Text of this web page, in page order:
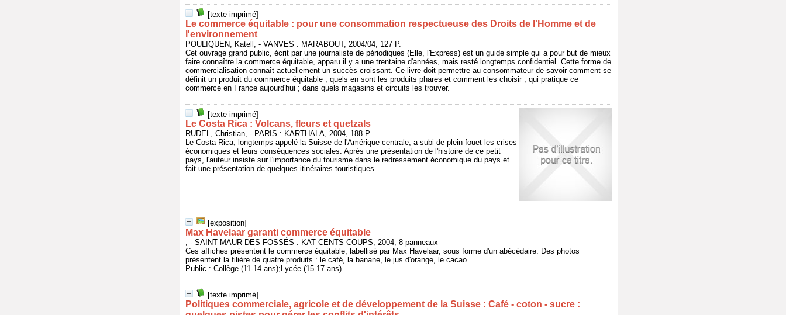
[texte imprimé]
Le commerce équitable : pour une consommation respectueuse des Droits de l'Homme et de
l'environnement
POULIQUEN, Katell, - VANVES : MARABOUT, 2004/04, 127 P.
Cet ouvrage grand public, écrit par une journaliste de périodiques (Elle, l'Express) est un guide simple qui a pour but de mieux
faire connaître la commerce équitable, apparu il y a une trentaine d'années, mais resté longtemps confidentiel. Cette forme de
commercialisation connaît actuellement un succès croissant. Ce livre doit permettre au consommateur de savoir comment se
définit un produit du commerce équitable ; quels en sont les produits phares et comment les choisir ; qui pratique ce
commerce en France aujourd'hui ; dans quels magasins et circuits les trouver.
[texte imprimé]
Le Costa Rica : Volcans, fleurs et quetzals
RUDEL, Christian, - PARIS : KARTHALA, 2004, 188 P.
Le Costa Rica, longtemps appelé la Suisse de l'Amérique centrale, a subi de plein fouet les crises
économiques et leurs conséquences sociales. Après une présentation de l'histoire de ce petit
pays, l'auteur insiste sur l'importance du tourisme dans le redressement économique du pays et
fait une présentation de quelques itinéraires touristiques.
[exposition]
Max Havelaar garanti commerce équitable
, - SAINT MAUR DES FOSSÉS : KAT CENTS COUPS, 2004, 8 panneaux
Ces affiches présentent le commerce équitable, labellisé par Max Havelaar, sous forme d'un abécédaire. Des photos
présentent la filière de quatre produits : le café, la banane, le jus d'orange, le cacao.
Public : Collège (11-14 ans);Lycée (15-17 ans)
[texte imprimé]
Politiques commerciale, agricole et de développement de la Suisse : Café - coton - sucre :